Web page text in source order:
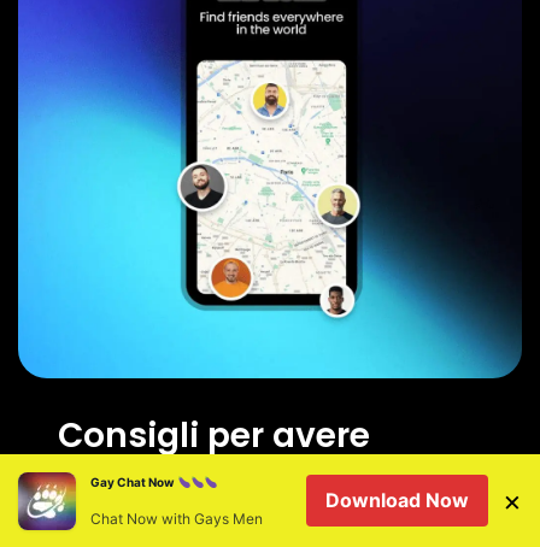
Consigli per avere
successo negli incontri
su BearWWW a
Gay Chat Now
Chat Now with Gays Men
Download Now ×